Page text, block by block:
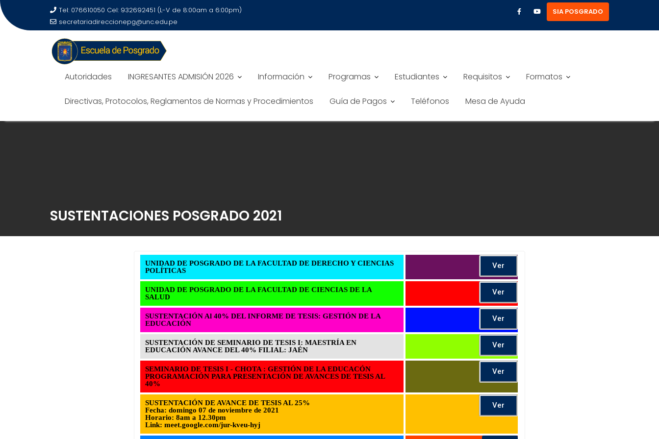
Tel: 076610050 Cel: 932692451 (L-V de 8:00am a 6:00pm)
secretariadireccionepg@unc.edu.pe
SIA POSGRADO
Autoridades INGRESANTES ADMISIÓN 2026 Información Programas Estudiantes Requisitos Formatos
Directivas, Protocolos, Reglamentos de Normas y Procedimientos Guía de Pagos Teléfonos Mesa de Ayuda
SUSTENTACIONES POSGRADO 2021
UNIDAD DE POSGRADO DE LA FACULTAD DE DERECHO Y CIENCIAS
POLÍTICAS
Ver
UNIDAD DE POSGRADO DE LA FACULTAD DE CIENCIAS DE LA
SALUD
Ver
SUSTENTACIÓN Al 40% DEL INFORME DE TESIS: GESTIÓN DE LA
EDUCACIÓN
Ver
SUSTENTACIÓN DE SEMINARIO DE TESIS I: MAESTRÍA EN
EDUCACIÓN AVANCE DEL 40% FILIAL: JAÉN
Ver
SEMINARIO DE TESIS I - CHOTA : GESTIÓN DE LA EDUCACÓN
PROGRAMACIÓN PARA PRESENTACIÓN DE AVANCES DE TESIS AL
40%
Ver
SUSTENTACIÓN DE AVANCE DE TESIS AL 25%
Fecha: domingo 07 de noviembre de 2021
Horario: 8am a 12.30pm
Link: meet.google.com/jur-kveu-hyj
Ver